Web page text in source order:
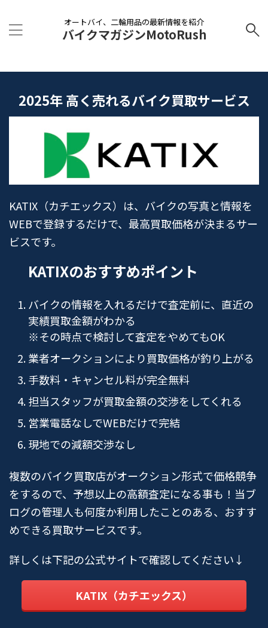
オートバイ、二輪用品の最新情報を紹介
バイクマガジンMotoRush
2025年 高く売れるバイク買取サービス
KATIX（カチエックス）は、バイクの写真と情報を
WEBで登録するだけで、最高買取価格が決まるサー
ビスです。
KATIXのおすすめポイント
バイクの情報を入れるだけで査定前に、直近の
実績買取金額がわかる
※その時点で検討して査定をやめてもOK
業者オークションにより買取価格が釣り上がる
手数料・キャンセル料が完全無料
担当スタッフが買取金額の交渉をしてくれる
営業電話なしでWEBだけで完結
現地での減額交渉なし
複数のバイク買取店がオークション形式で価格競争
をするので、予想以上の高額査定になる事も！当ブ
ログの管理人も何度か利用したことのある、おすす
めできる買取サービスです。
詳しくは下記の公式サイトで確認してください↓
KATIX（カチエックス）